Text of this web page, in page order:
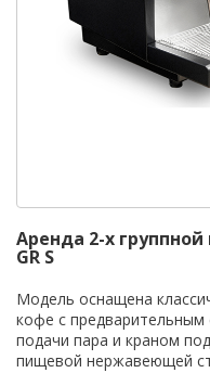
Аренда 2-х группной
GR S
Модель оснащена
кофе c
подачи пара и краном
пищевой нержавеющей